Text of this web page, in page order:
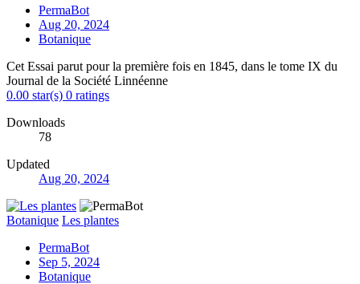
PermaBot
Aug 20, 2024
Botanique
Cet Essai parut pour la première fois en 1845, dans le tome IX du
Journal de la Société Linnéenne
0.00 star(s) 0 ratings
Downloads
78
Updated
Aug 20, 2024
Botanique Les plantes
PermaBot
Sep 5, 2024
Botanique